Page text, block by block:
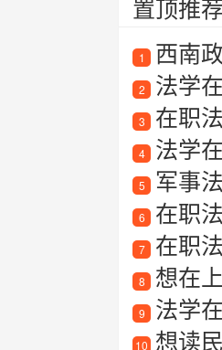
置顶推荐
1 西南
2 法学
3 在职
4 法学
5 军事
6 在职
7 在职
8 想在上
9 法学
10 想读